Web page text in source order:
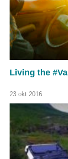
Living the
23 okt 2016